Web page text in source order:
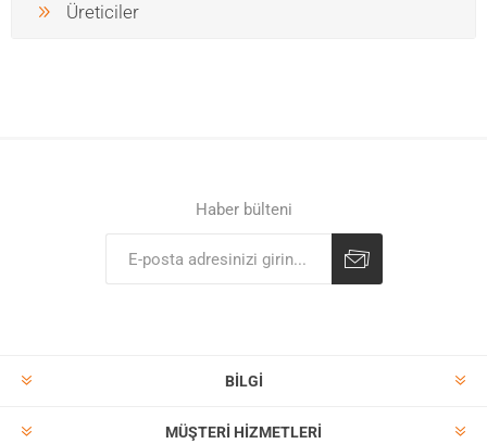
Üreticiler
Haber bülteni
BILGI
MÜŞTERI HIZMETLERI